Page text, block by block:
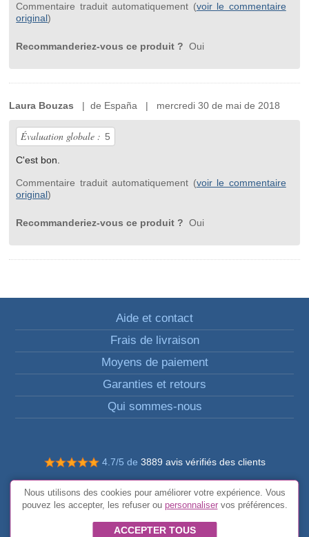
Commentaire traduit automatiquement (voir le commentaire
original)
Recommanderiez-vous ce produit ? Oui
Laura Bouzas | de España | mercredi 30 de mai de 2018
Évaluation globale : 5
C'est bon.
Commentaire traduit automatiquement (voir le commentaire
original)
Recommanderiez-vous ce produit ? Oui
Aide et contact
Frais de livraison
Moyens de paiement
Garanties et retours
Qui sommes-nous
4.7/5 de 3889 avis vérifiés des clients
© Tous droits réservés FunToCome
Conditions générales
Nous utilisons des cookies pour améliorer votre expérience. Vous
pouvez les accepter, les refuser ou personnaliservos préférences.
ACCEPTER TOUS